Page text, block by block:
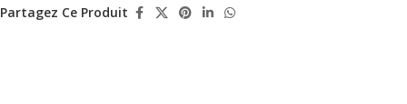
Partagez Ce Produit